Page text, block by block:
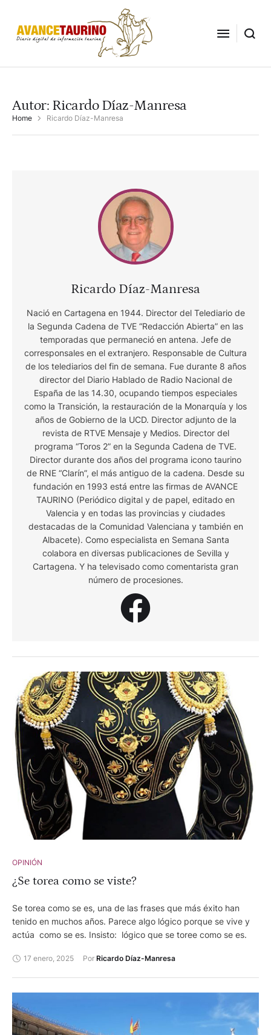
Autor: Ricardo Díaz-Manresa
Home Ricardo Díaz-Manresa
Ricardo Díaz-Manresa
Nació en Cartagena en 1944. Director del Telediario de
la Segunda Cadena de TVE “Redacción Abierta” en las
temporadas que permaneció en antena. Jefe de
corresponsales en el extranjero. Responsable de Cultura
de los telediarios del fin de semana. Fue durante 8 años
director del Diario Hablado de Radio Nacional de
España de las 14.30, ocupando tiempos especiales
como la Transición, la restauración de la Monarquía y los
años de Gobierno de la UCD. Director adjunto de la
revista de RTVE Mensaje y Medios. Director del
programa “Toros 2” en la Segunda Cadena de TVE.
Director durante dos años del programa icono taurino
de RNE “Clarín”, el más antiguo de la cadena. Desde su
fundación en 1993 está entre las firmas de AVANCE
TAURINO (Periódico digital y de papel, editado en
Valencia y en todas las provincias y ciudades
destacadas de la Comunidad Valenciana y también en
Albacete). Como especialista en Semana Santa
colabora en diversas publicaciones de Sevilla y
Cartagena. Y ha televisado como comentarista gran
número de procesiones.
OPINIÓN
¿Se torea como se viste?
Se torea como se es, una de las frases que más éxito han
tenido en muchos años. Parece algo lógico porque se vive y
actúa como se es. Insisto: lógico que se toree como se es.
17 enero, 2025 Por Ricardo Díaz-Manresa